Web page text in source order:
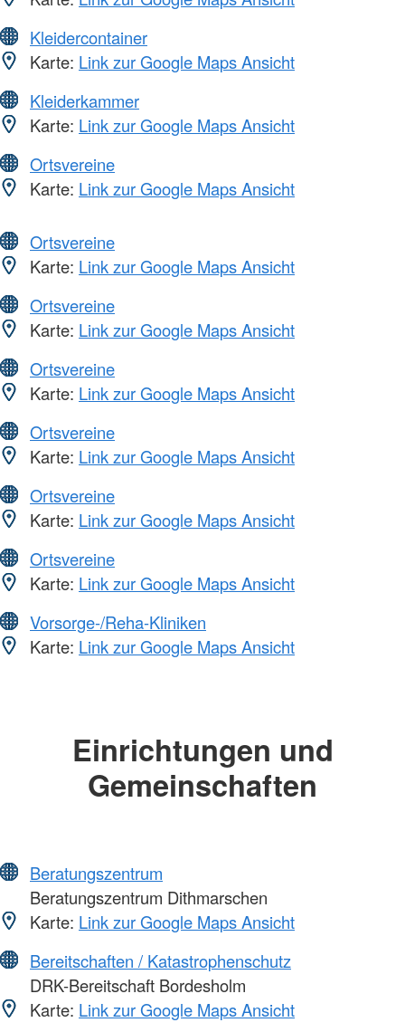
Kleidercontainer
Karte: Link zur Google Maps Ansicht
Kleiderkammer
Karte: Link zur Google Maps Ansicht
Ortsvereine
Karte: Link zur Google Maps Ansicht
Ortsvereine
Karte: Link zur Google Maps Ansicht
Ortsvereine
Karte: Link zur Google Maps Ansicht
Ortsvereine
Karte: Link zur Google Maps Ansicht
Ortsvereine
Karte: Link zur Google Maps Ansicht
Ortsvereine
Karte: Link zur Google Maps Ansicht
Ortsvereine
Karte: Link zur Google Maps Ansicht
Vorsorge-/Reha-Kliniken
Karte: Link zur Google Maps Ansicht
Einrichtungen und
Gemeinschaften
Beratungszentrum
Beratungszentrum Dithmarschen
Karte: Link zur Google Maps Ansicht
Bereitschaften / Katastrophenschutz
DRK-Bereitschaft Bordesholm
Karte: Link zur Google Maps Ansicht